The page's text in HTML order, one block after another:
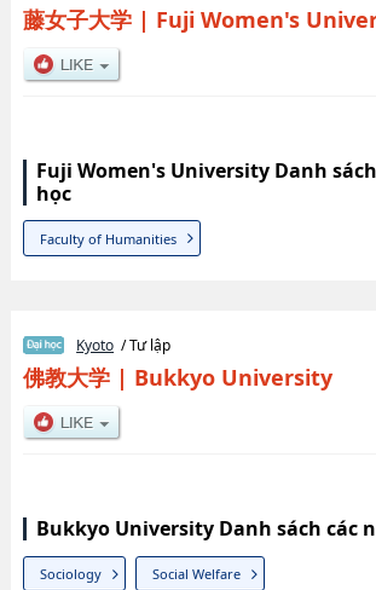
藤女子大学| Fuji Women's
Fuji Women's University Danh
học
Faculty of Humanities
Kyoto / Tư lập
佛教大学| Bukkyo University
Bukkyo University Danh sách các
Sociology Social Welfare